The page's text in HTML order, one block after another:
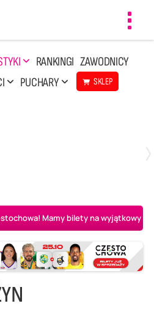
RANKINGI ZAWODNICY
PUCHARY SKLEP
Mamy bilety na wyjątkowy